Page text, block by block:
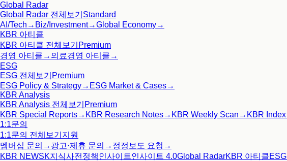
Global Radar
Global Radar 전체보기 Standard
AI/Tech → Biz/Investment→Global Economy→
KBR 아티클
KBR 아티클 전체보기 Premium
경영 아티클 → 의료경영 아티클 →
ESG
ESG 전체보기 Premium
ESG Policy & Strategy→ ESG Market & Cases→
KBR Analysis
KBR Analysis 전체보기 Premium
KBR Special Reports→ KBR Research Notes→ KBR Weekly Scan → KBR Index
1:1문의
1:1문의 전체보기 지원
멤버십 문의 → 광고·제휴 문의 → 정정보도 요청 →
KBR NEWSK지식사전 정책인사이트인사이트 4.0Global RadarKBR 아티클ESG